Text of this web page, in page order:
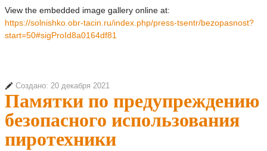
View the embedded image gallery online at:
https://solnishko.obr-tacin.ru/index.php/press-tsentr/bezopasnost?
start=50#sigProId8a0164df81
Создано: 20 декабря 2021
Памятки по предупреждению
безопасного использования
пиротехники